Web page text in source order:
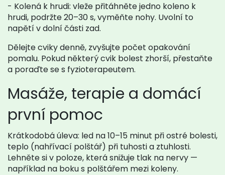
- Kolená k hrudi: vleže přitáhněte jedno koleno k
hrudi, podržte 20–30 s, vyměňte nohy. Uvolní to
napětí v dolní části zad.
Dělejte cviky denně, zvyšujte počet opakování
pomalu. Pokud některý cvik bolest zhorší, přestaňte
a poraďte se s fyzioterapeutem.
Masáže, terapie a domácí
první pomoc
Krátkodobá úleva: led na 10–15 minut při ostré bolesti,
teplo (nahřívací polštář) při tuhosti a ztuhlosti.
Lehněte si v poloze, která snižuje tlak na nervy —
například na boku s polštářem mezi koleny.